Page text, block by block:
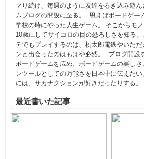
マり続け、毎週のように友達を巻き込み遊
ムブログの開設に至る。 思えばボードゲー
学校の時にやった人生ゲーム。 そこからモ
10歳にしてサイコロの目の恐ろしさを知る
テでもプレイするのは、桃太郎電鉄やいただ
ンと出会ったのはもはや必然。 ブログ開設
ボードゲームを広め、ボードゲームの楽しさ
ンツールとしての万能さを日本中に伝えた
には、サカナクションが好きだったりする。
最近書いた記事